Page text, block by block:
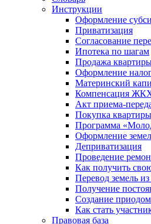
Инструкции
Оформление
Приватизация
Согласование
Ипотека по шагам
Продажа
Оформление
Материнский
Компенсация
Акт приема-
Покупка квартиры
Программа
Оформление
Деприватизация
Проведение
Как получить
Перевод земель
Получение
Создание
Как стать
Правовая база